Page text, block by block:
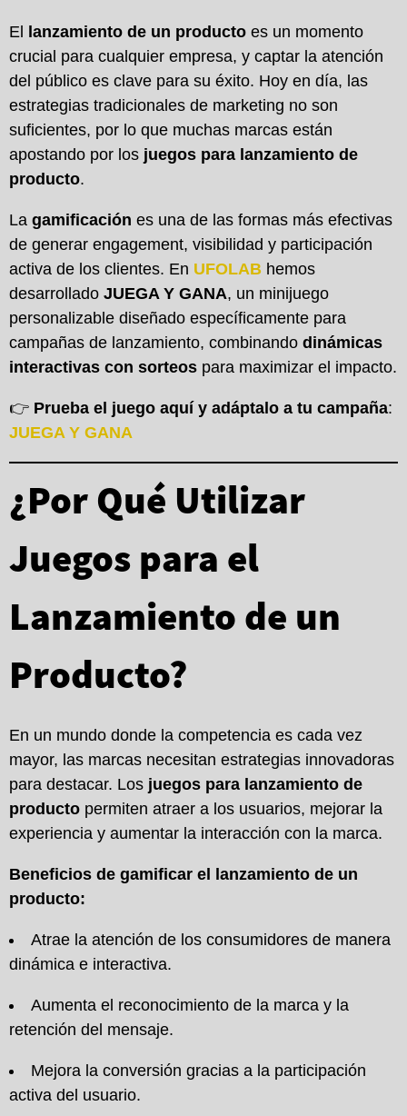
El lanzamiento de un producto es un momento
crucial para cualquier empresa, y captar la atención
del público es clave para su éxito. Hoy en día, las
estrategias tradicionales de marketing no son
suficientes, por lo que muchas marcas están
apostando por los juegos para lanzamiento de
producto.
La gamificación es una de las formas más efectivas
de generar engagement, visibilidad y participación
activa de los clientes. En UFOLAB hemos
desarrollado JUEGA Y GANA, un minijuego
personalizable diseñado específicamente para
campañas de lanzamiento, combinando dinámicas
interactivas con sorteos para maximizar el impacto.
👉 Prueba el juego aquí y adáptalo a tu campaña:
JUEGA Y GANA
¿Por Qué Utilizar
Juegos para el
Lanzamiento de un
Producto?
En un mundo donde la competencia es cada vez
mayor, las marcas necesitan estrategias innovadoras
para destacar. Los juegos para lanzamiento de
producto permiten atraer a los usuarios, mejorar la
experiencia y aumentar la interacción con la marca.
Beneficios de gamificar el lanzamiento de un
producto:
Atrae la atención de los consumidores de manera
dinámica e interactiva.
Aumenta el reconocimiento de la marca y la
retención del mensaje.
Mejora la conversión gracias a la participación
activa del usuario.